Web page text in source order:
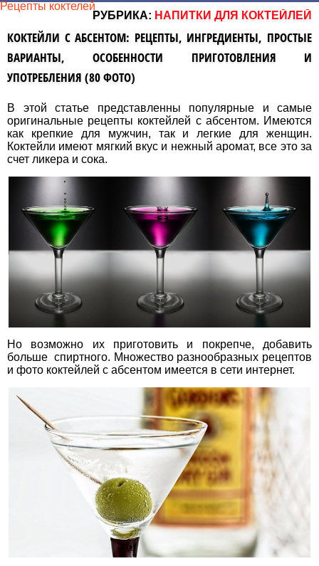
Рецепты коктелей
РУБРИКА: НАПИТКИ ДЛЯ КОКТЕЙЛЕЙ
КОКТЕЙЛИ С АБСЕНТОМ: РЕЦЕПТЫ, ИНГРЕДИЕНТЫ, ПРОСТЫЕ
ВАРИАНТЫ, ОСОБЕННОСТИ ПРИГОТОВЛЕНИЯ И
УПОТРЕБЛЕНИЯ (80 ФОТО)
В этой статье представленны популярные и самые
оригинальные рецепты коктейлей с абсентом. Имеются
как крепкие для мужчин, так и легкие для женщин.
Коктейли имеют мягкий вкус и нежный аромат, все это за
счет ликера и сока.
Но возможно их приготовить и покрепче, добавить
больше спиртного. Множество разнообразных рецептов
и фото коктейлей с абсентом имеется в сети интернет.